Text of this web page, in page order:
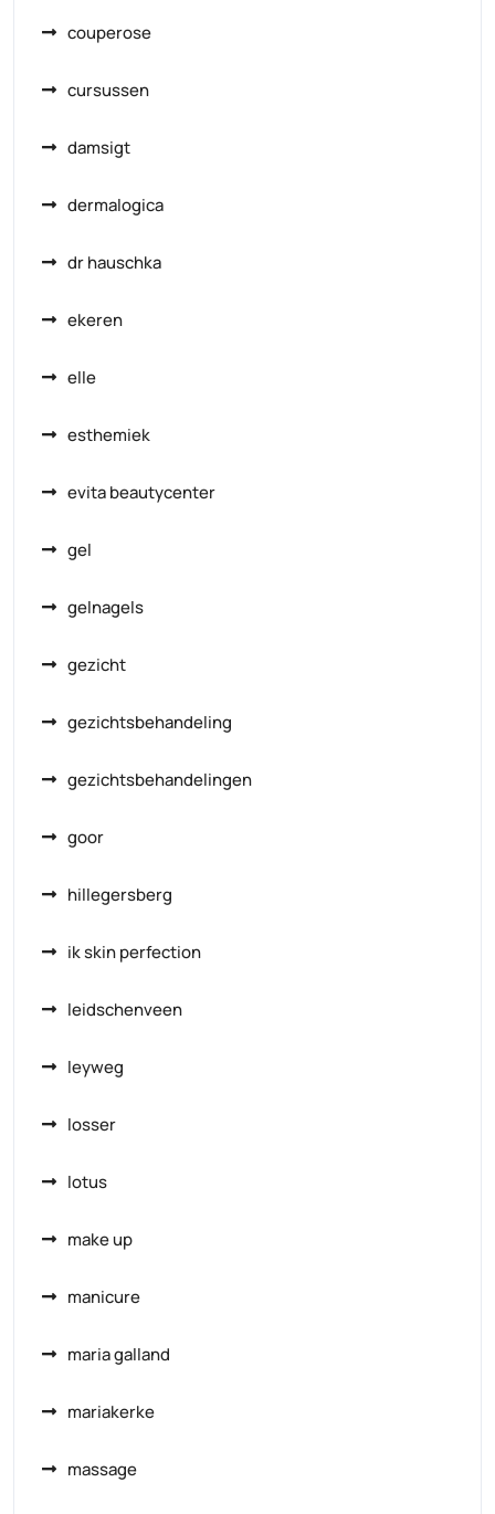
couperose
cursussen
damsigt
dermalogica
dr hauschka
ekeren
elle
esthemiek
evita beautycenter
gel
gelnagels
gezicht
gezichtsbehandeling
gezichtsbehandelingen
goor
hillegersberg
ik skin perfection
leidschenveen
leyweg
losser
lotus
make up
manicure
maria galland
mariakerke
massage